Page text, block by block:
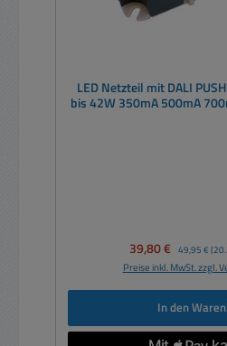
LED Netzteil mit DALI
bis 42W 350mA 500mA
Verkaufspreis:
39,80 € Regulärer
49,95 €
Preise inkl. MwSt. zzgl.
In den